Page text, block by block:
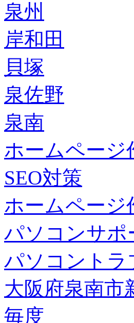
泉州
岸和田
貝塚
泉佐野
泉南
ホームページ
SEO対策
ホームページ
パソコンサポ
パソコントラ
大阪府泉南市
毎度